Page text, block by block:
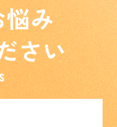
み
さい